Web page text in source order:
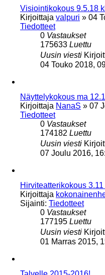
Visiointikokous 9.5.18
Kirjoittaja valpuri » 04
Tiedotteet
0 Vastaukset
175633 Luettu
Uusin viesti
04 Touko 2018,
Näyttelykokous ma
Kirjoittaja NanaS » 07
Tiedotteet
0 Vastaukset
174182 Luettu
Uusin viesti
07 Joulu 2016,
Hirviteatterikokous
Kirjoittaja
Sijainti: Tiedotteet
0 Vastaukset
177195 Luettu
Uusin viesti
01 Marras 2015,